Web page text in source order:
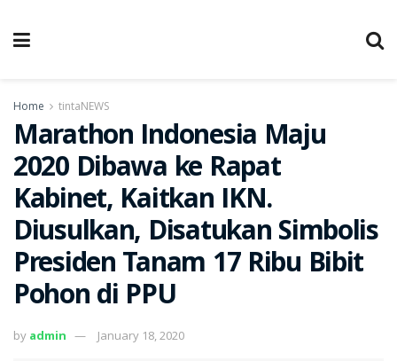
Home tintaNEWS
Marathon Indonesia Maju
2020 Dibawa ke Rapat
Kabinet, Kaitkan IKN.
Diusulkan, Disatukan Simbolis
Presiden Tanam 17 Ribu Bibit
Pohon di PPU
by admin January 18, 2020